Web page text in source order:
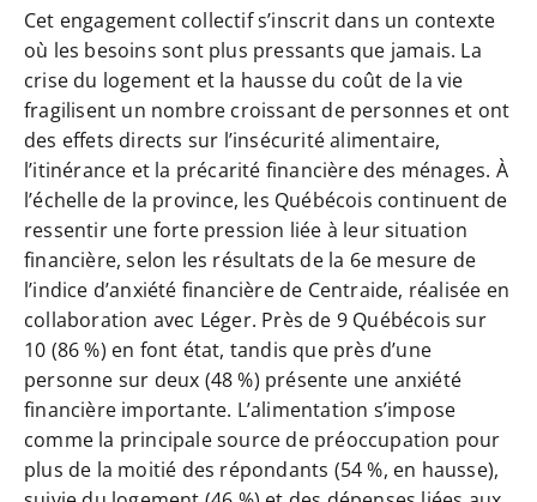
Cet engagement collectif s’inscrit dans un contexte
où les besoins sont plus pressants que jamais. La
crise du logement et la hausse du coût de la vie
fragilisent un nombre croissant de personnes et ont
des effets directs sur l’insécurité alimentaire,
l’itinérance et la précarité financière des ménages. À
l’échelle de la province, les Québécois continuent de
ressentir une forte pression liée à leur situation
financière, selon les résultats de la 6e mesure de
l’indice d’anxiété financière de Centraide, réalisée en
collaboration avec Léger. Près de 9 Québécois sur
10 (86 %) en font état, tandis que près d’une
personne sur deux (48 %) présente une anxiété
financière importante. L’alimentation s’impose
comme la principale source de préoccupation pour
plus de la moitié des répondants (54 %, en hausse),